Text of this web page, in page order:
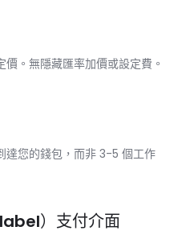
。無隱藏匯率加價或設定費。
達您的錢包，而非 3-5 個工作
）支付介面